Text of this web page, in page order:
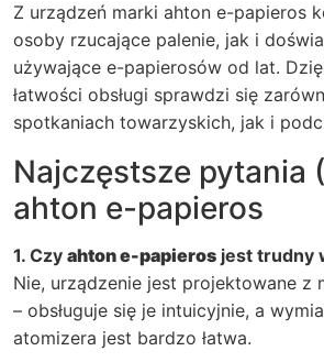
Z urządzeń marki ahton e-papieros
osoby rzucające palenie, jak i
używające e-papierosów od lat.
łatwości obsługi sprawdzi się
spotkaniach towarzyskich, jak i
Najczęstsze pytania
ahton e-papieros
1. Czy ahton e-papieros jest trudny
Nie, urządzenie jest projektowane z
– obsługuje się je intuicyjnie, a
atomizera jest bardzo łatwa.